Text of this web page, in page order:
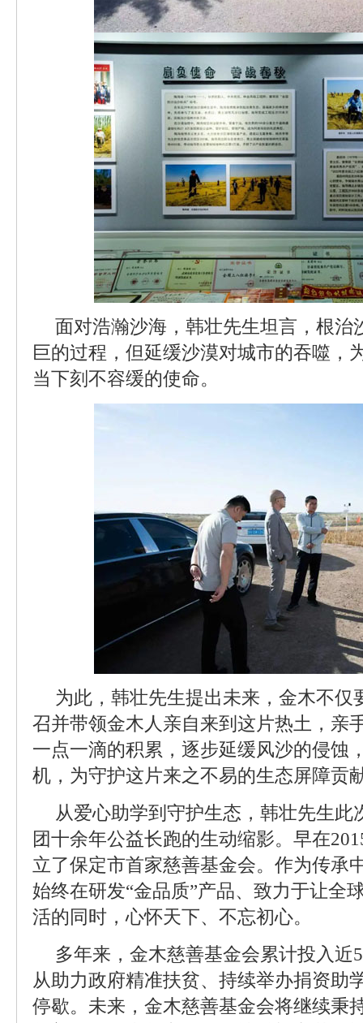
面对浩瀚沙海，韩壮先生坦言，根治
巨的过程，但延缓沙漠对城市的吞噬，
当下刻不容缓的使命。
为此，韩壮先生提出未来，金木不仅
召并带领金木人亲自来到这片热土，亲
一点一滴的积累，逐步延缓风沙的侵蚀
机，为守护这片来之不易的生态屏障贡
从爱心助学到守护生态，韩壮先生此
团十余年公益长跑的生动缩影。早在
立了保定市首家慈善基金会。作为传承
始终在研发“金品质”产品、致力于让全
活的同时，心怀天下、不忘初心。
多年来，金木慈善基金会累计投入近
从助力政府精准扶贫、持续举办捐资助
停歇。未来，金木慈善基金会将继续秉